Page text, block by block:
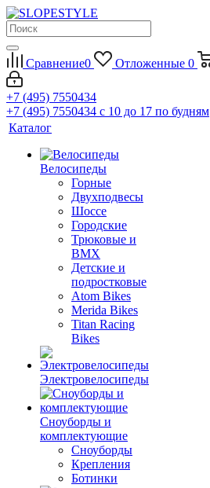
Сравнение0 Отложенные 0
+7 (495) 7550434
+7 (495) 7550434 с 10 до 17 по будням
Каталог
Велосипеды
Горные
Двухподвесы
Шоссе
Городские
Трюковые и
BMX
Детские и
подростковые
Atom Bikes
Merida Bikes
Titan Racing
Bikes
Электровелосипеды
Cноуборды и
комплектующие
Сноуборды
Крепления
Ботинки